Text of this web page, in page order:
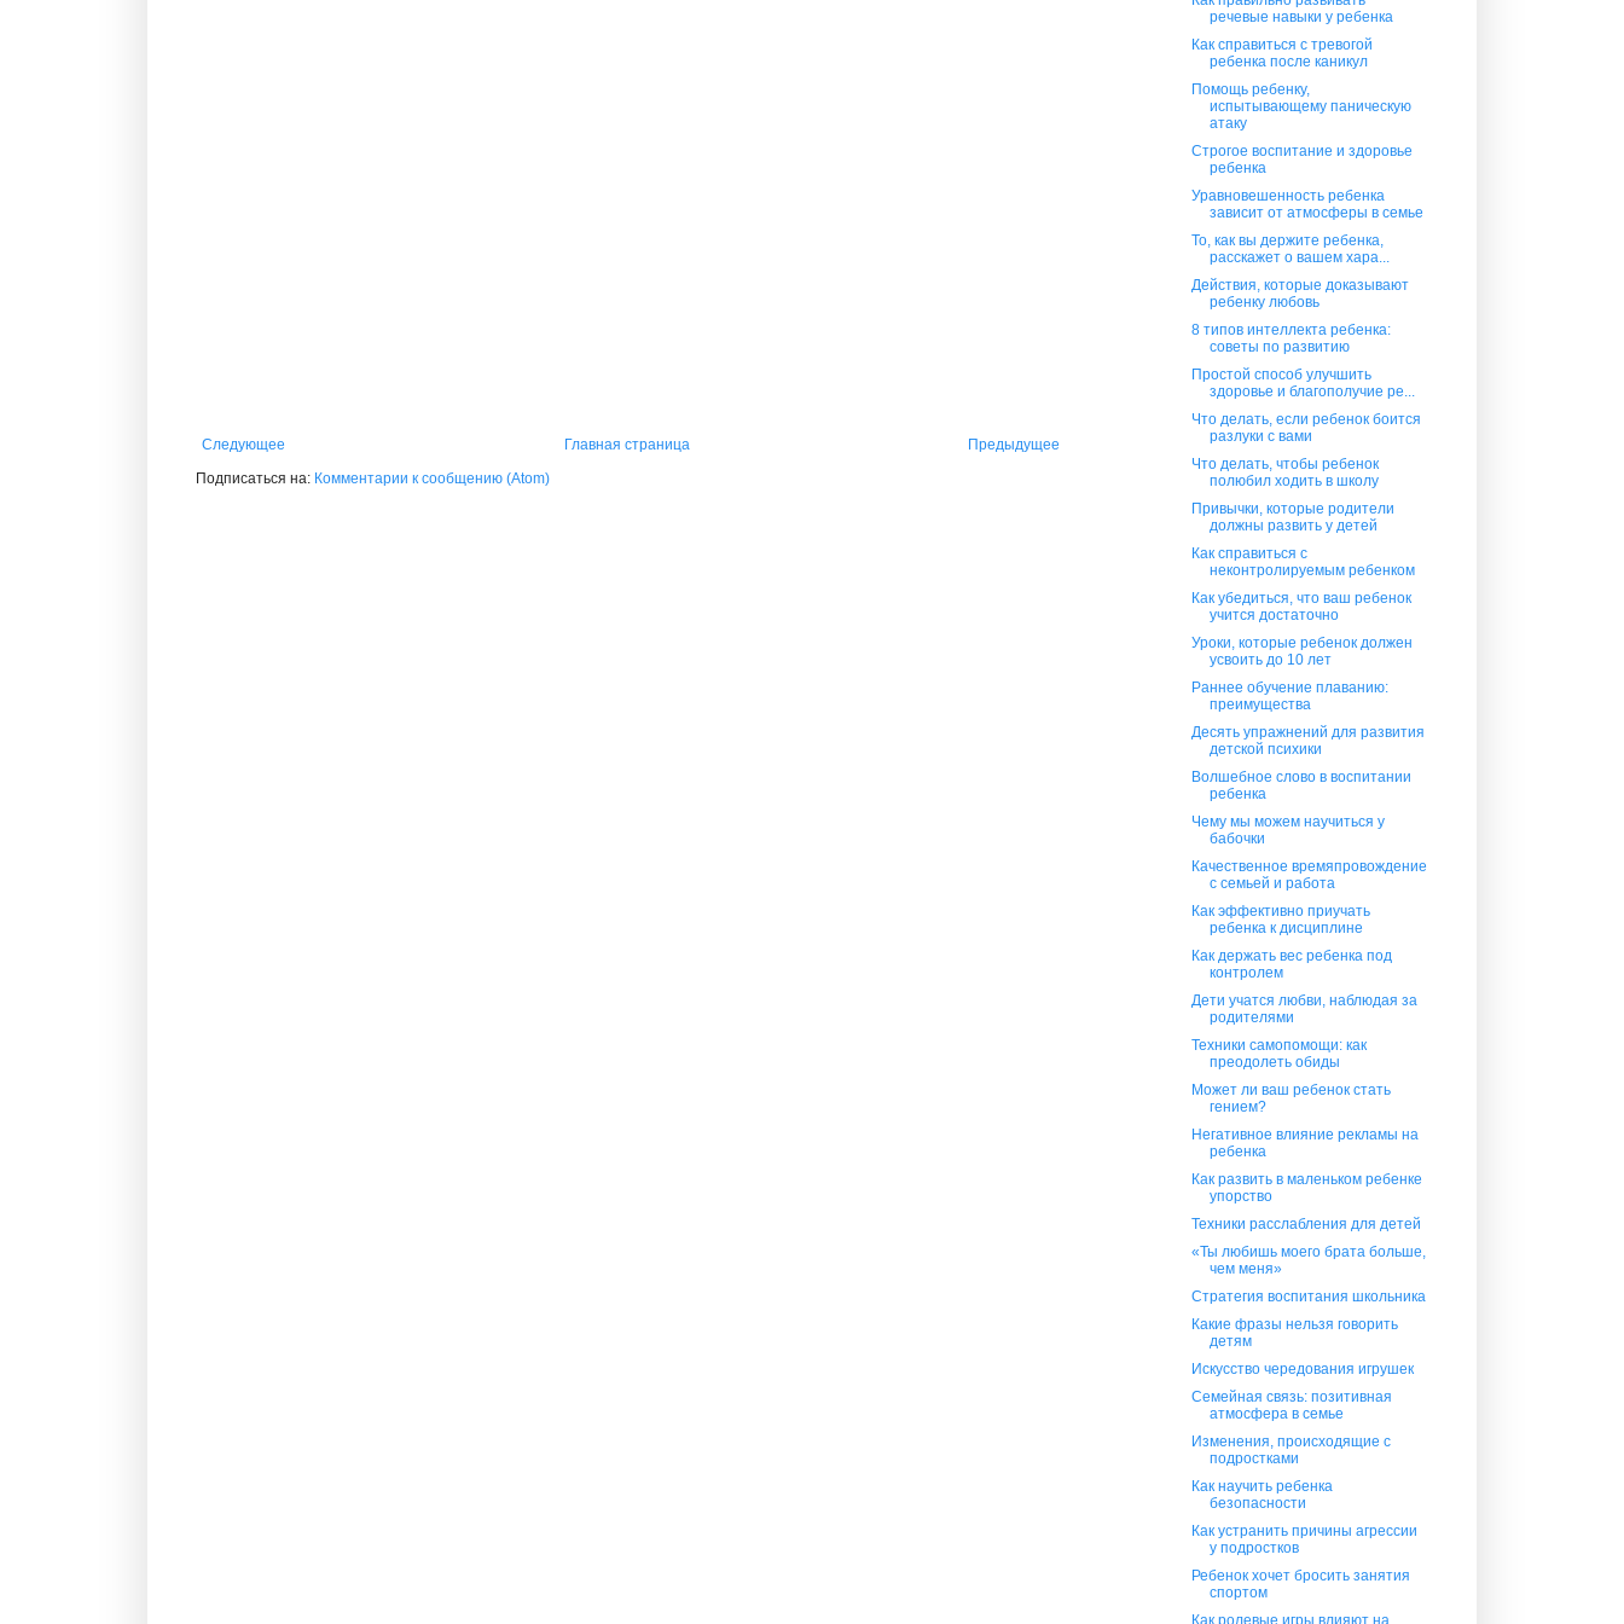
Следующее Предыдущее
Главная страница
Подписаться на: Комментарии к сообщению (Atom)
речевые навыки у ребенка
Как справиться с тревогой
ребенка после каникул
Помощь ребенку,
испытывающему паническую
атаку
Строгое воспитание и здоровье
ребенка
Уравновешенность ребенка
зависит от атмосферы в семье
То, как вы держите ребенка,
расскажет о вашем хара...
Действия, которые доказывают
ребенку любовь
8 типов интеллекта ребенка:
советы по развитию
Простой способ улучшить
здоровье и благополучие ре...
Что делать, если ребенок боится
разлуки с вами
Что делать, чтобы ребенок
полюбил ходить в школу
Привычки, которые родители
должны развить у детей
Как справиться с
неконтролируемым ребенком
Как убедиться, что ваш ребенок
учится достаточно
Уроки, которые ребенок должен
усвоить до 10 лет
Раннее обучение плаванию:
преимущества
Десять упражнений для развития
детской психики
Волшебное слово в воспитании
ребенка
Чему мы можем научиться у
бабочки
Качественное времяпровождение
с семьей и работа
Как эффективно приучать
ребенка к дисциплине
Как держать вес ребенка под
контролем
Дети учатся любви, наблюдая за
родителями
Техники самопомощи: как
преодолеть обиды
Может ли ваш ребенок стать
гением?
Негативное влияние рекламы на
ребенка
Как развить в маленьком ребенке
упорство
Техники расслабления для детей
«Ты любишь моего брата больше,
чем меня»
Стратегия воспитания школьника
Какие фразы нельзя говорить
детям
Искусство чередования игрушек
Семейная связь: позитивная
атмосфера в семье
Изменения, происходящие с
подростками
Как научить ребенка
безопасности
Как устранить причины агрессии
у подростков
Ребенок хочет бросить занятия
спортом
Как ролевые игры влияют на